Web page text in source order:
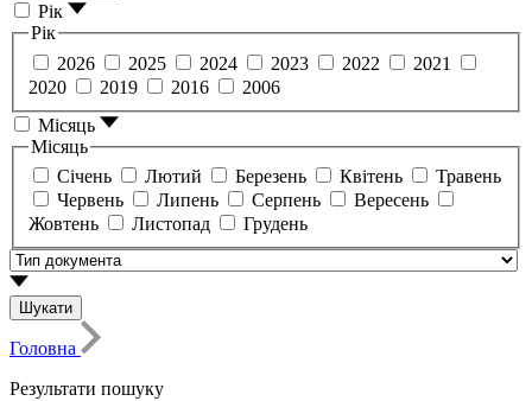
Рік
Рік
2026
2025 2024 2023 2022
2021
2020
2019 2016
2006
Місяць
Місяць
Січень
Лютий Березень Квітень
Травень
Червень
Липень Серпень
Вересень
Жовтень
Листопад Грудень
Шукати
Головна
Результати пошуку